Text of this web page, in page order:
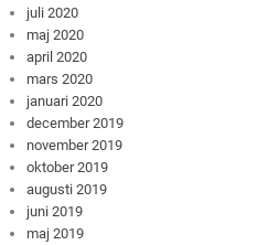
juli 2020
maj 2020
april 2020
mars 2020
januari 2020
december 2019
november 2019
oktober 2019
augusti 2019
juni 2019
maj 2019